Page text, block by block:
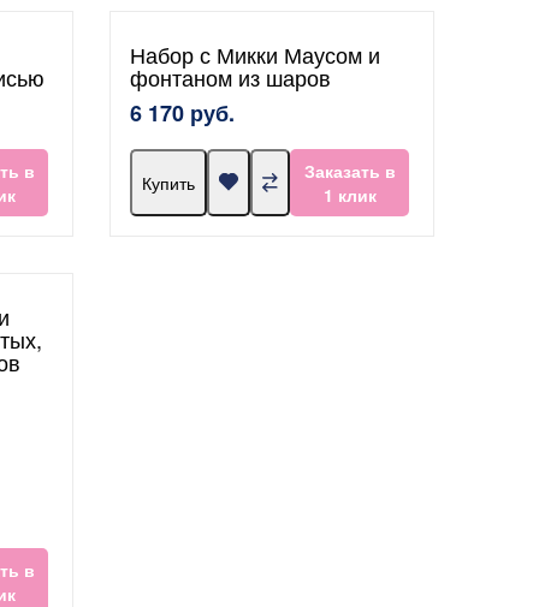
в
Набор с Микки Маусом и
фонтаном из шаров
6 170 руб.
Купить
Заказать в
1 клик
в